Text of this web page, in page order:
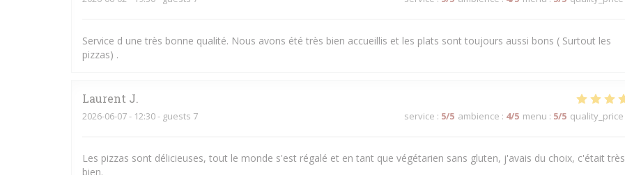
Service d une très bonne qualité. Nous avons été très bien accueillis et les plats sont toujours aussi bons ( Surtout les
pizzas) .
Laurent J
2026-06-07- 12:30 - guests 7 service : 5/5 ambience : 4/5 menu : 5/5 quality_price
Les pizzas sont délicieuses, tout le monde s'est régalé et en tant que végétarien sans gluten, j'avais du choix, c'était très
bien.